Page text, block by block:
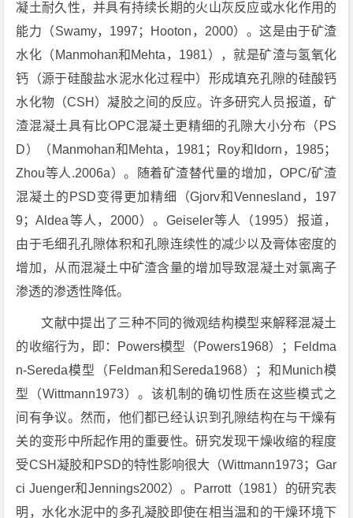
凝土耐久性，并具有持续长期的火山灰反应或水化作用的
能力（Swamy，1997；Hooton，2000）。这是由于矿渣
水化（Manmohan和Mehta，1981），就是矿渣与氢氧化
钙（源于硅酸盐水泥水化过程中）形成填充孔隙的硅酸钙
水化物（CSH）凝胶之间的反应。许多研究人员报道，矿
渣混凝土具有比OPC混凝土更精细的孔隙大小分布（PS
D）（Manmohan和Mehta，1981；Roy和Idorn，1985；
Zhou等人.2006a）。随着矿渣替代量的增加，OPC/矿渣
混凝土的PSD变得更加精细（Gjorv和Vennesland，197
9；Aldea等人，2000）。Geiseler等人（1995）报道，
由于毛细孔孔隙体积和孔隙连续性的减少以及膏体密度的
增加，从而混凝土中矿渣含量的增加导致混凝土对氯离子
渗透的渗透性降低。
文献中提出了三种不同的微观结构模型来解释混凝土
的收缩行为，即：Powers模型（Powers1968）；Feldma
n-Sereda模型（Feldman和Sereda1968）；和Munich模
型（Wittmann1973）。该机制的确切性质在这些模式之
间有争议。然而，他们都已经认识到孔隙结构在与干燥有
关的变形中所起作用的重要性。研究发现干燥收缩的程度
受CSH凝胶和PSD的特性影响很大（Wittmann1973；Gar
ci Juenger和Jennings2002）。Parrott（1981）的研究表
明，水化水泥中的多孔凝胶即使在相当温和的干燥环境下